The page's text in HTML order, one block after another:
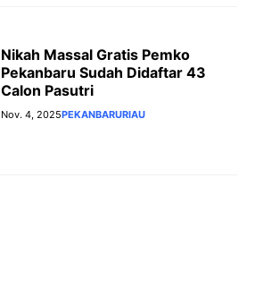
Nikah Massal Gratis Pemko
Pekanbaru Sudah Didaftar 43
Calon Pasutri
Nov. 4, 2025PEKANBARURIAU